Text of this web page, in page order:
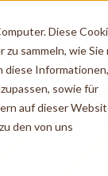
Diese
sammeln, wie Sie
sowie für
auf dieser
den von uns